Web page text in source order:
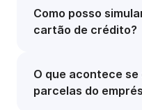
Como posso
cartão de crédito?
O que acontece se
parcelas do